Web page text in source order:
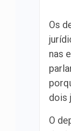
Os
nas
dois
O